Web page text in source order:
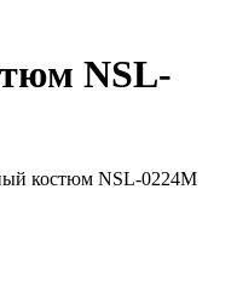
NSL-
костюм NSL-0224M